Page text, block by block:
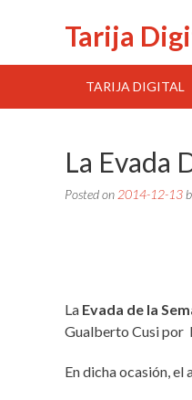
Tarija
TARIJA DIGITAL
La Evada
Posted on 2014-12-13
La Evada de la
Gualberto Cusi por
En dicha ocasión, el